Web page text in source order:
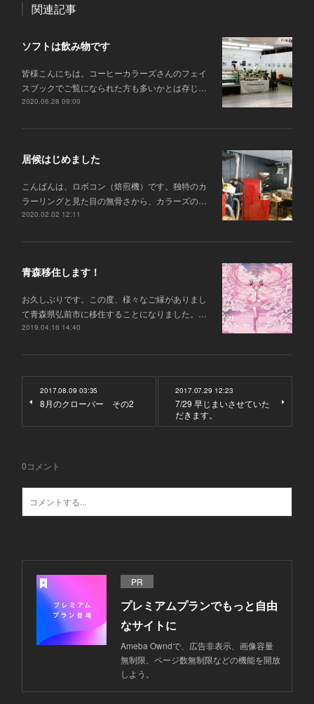
関連記事
ソフトは飲み物です
皆様こんにちは。コーヒーカラーズさんのフェイ
スブックでご覧になられた方も多いかとは存じ…
2020.06.28 09:00
居候はじめました
こんばんは、ロボコン（焙煎機）です。独特のカ
ラーリングと見た目の無骨さから、カラーズの…
2020.02.02 12:11
青森移住します！
お久しぶりです。この度、様々なご縁がありまし
て青森県弘前市に移住することになりました。…
2019.04.16 14:40
2017.08.09 03:35
8月のクローバー その2
2017.07.29 12:23
7/29 早じまいさせていた
だきます。
0コメント
PR
プレミアムプランでもっと自由
なサイトに
Ameba Owndで、広告非表示、画像容量
無制限、ページ数無制限などの機能を開放
しよう。